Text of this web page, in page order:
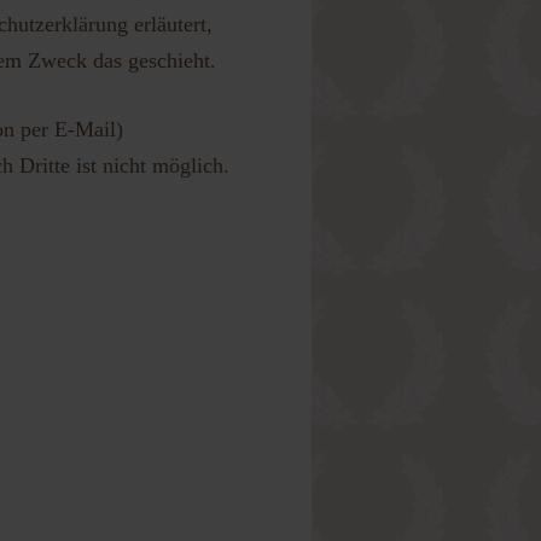
erläutert,
Zweck das geschieht.
per E-Mail)
Dritte ist nicht möglich.